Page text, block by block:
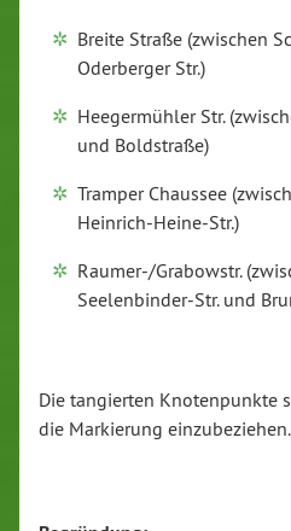
Breite Straße (zwischen
Oderberger Str.)
Heegermühler Str.
und Boldstraße)
Tramper Chaussee
Heinrich-Heine-Str.)
Raumer-/Grabowstr.
Seelenbinder-Str. und
Die tangierten Knotenpunkte
die Markierung einzubeziehen.